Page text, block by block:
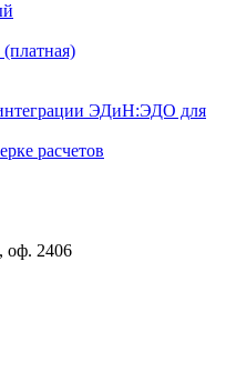
ЭДиН:ЭДО для
расчетов
оф. 2406